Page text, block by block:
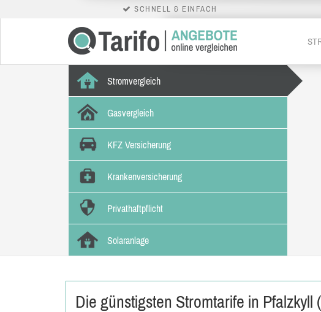
SCHNELL & EINFACH
Stromvergleich
Gasvergleich
KFZ Versicherung
Krankenversicherung
Privathaftpflicht
Solaranlage
Die günstigsten Stromtarife in Pfalzkyll